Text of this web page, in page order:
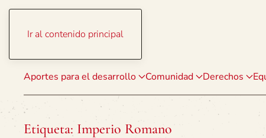
Ir al contenido principal
Aportes para el desarrollo Comunidad Derechos
Etiqueta: Imperio Romano